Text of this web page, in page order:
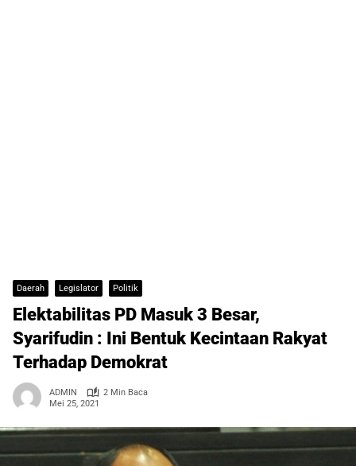
Daerah Legislator Politik
Elektabilitas PD Masuk 3 Besar,
Syarifudin : Ini Bentuk Kecintaan Rakyat
Terhadap Demokrat
ADMIN
2 Min Baca
Mei 25, 2021